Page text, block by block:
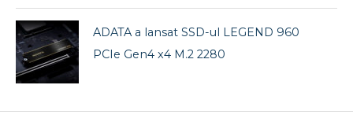
ADATA a lansat SSD-ul LEGEND 960
PCIe Gen4 x4 M.2 2280